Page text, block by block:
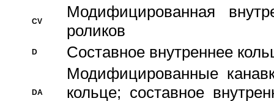
CV
Модифицированная
роликов
D Составное внутреннее
DA
Модифицированные
кольце; составное